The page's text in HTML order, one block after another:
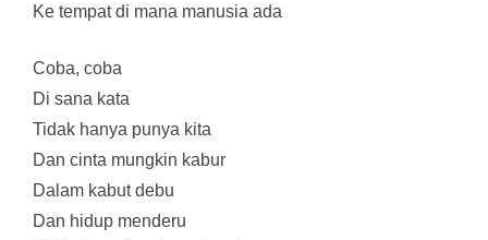
Ke tempat di mana manusia ada
Coba, coba
Di sana kata
Tidak hanya punya kita
Dan cinta mungkin kabur
Dalam kabut debu
Dan hidup menderu